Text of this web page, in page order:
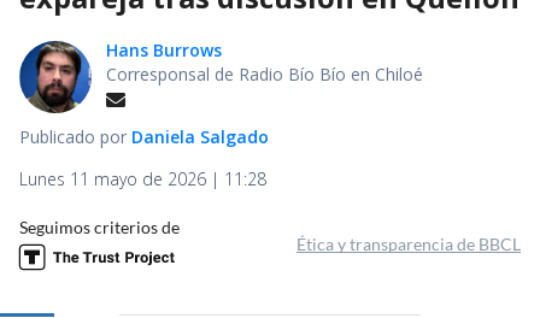
Hans Burrows
Corresponsal de Radio Bío Bío en Chiloé
Publicado por Daniela Salgado
Lunes 11 mayo de 2026 | 11:28
Seguimos criterios de
Ética y transparencia de BBCL